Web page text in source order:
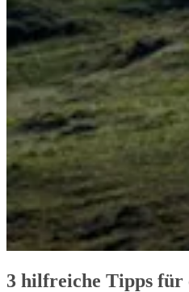
3 hilfreiche Tipps für